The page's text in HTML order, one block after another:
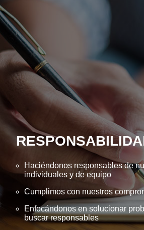
Haciéndonos responsables de
individuales y de equipo
Cumplimos con nuestros
Enfocándonos en solucionar
buscar responsables